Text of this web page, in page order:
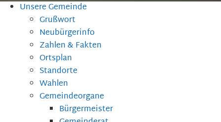
Unsere Gemeinde
Grußwort
Neubürgerinfo
Zahlen & Fakten
Ortsplan
Standorte
Wahlen
Gemeindeorgane
Bürgermeister